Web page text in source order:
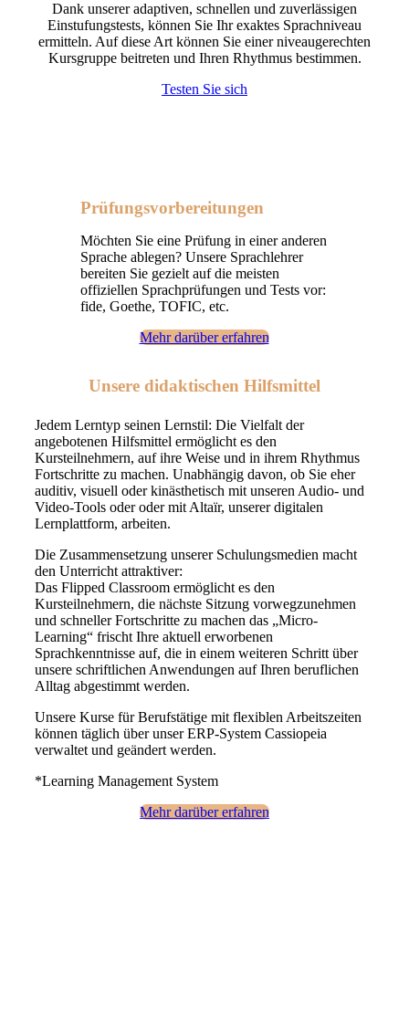
Dank unserer adaptiven, schnellen und zuverlässigen
Einstufungstests, können Sie Ihr exaktes Sprachniveau
ermitteln. Auf diese Art können Sie einer niveaugerechten
Kursgruppe beitreten und Ihren Rhythmus bestimmen.
Testen Sie sich
Prüfungsvorbereitungen
Möchten Sie eine Prüfung in einer anderen
Sprache ablegen? Unsere Sprachlehrer
bereiten Sie gezielt auf die meisten
offiziellen Sprachprüfungen und Tests vor:
fide, Goethe, TOFIC, etc.
Mehr darüber erfahren
Unsere didaktischen Hilfsmittel
Jedem Lerntyp seinen Lernstil: Die Vielfalt der
angebotenen Hilfsmittel ermöglicht es den
Kursteilnehmern, auf ihre Weise und in ihrem Rhythmus
Fortschritte zu machen. Unabhängig davon, ob Sie eher
auditiv, visuell oder kinästhetisch mit unseren Audio- und
Video-Tools oder oder mit Altaïr, unserer digitalen
Lernplattform, arbeiten.
Die Zusammensetzung unserer Schulungsmedien macht
den Unterricht attraktiver:
Das Flipped Classroom ermöglicht es den
Kursteilnehmern, die nächste Sitzung vorwegzunehmen
und schneller Fortschritte zu machen das „Micro-
Learning“ frischt Ihre aktuell erworbenen
Sprachkenntnisse auf, die in einem weiteren Schritt über
unsere schriftlichen Anwendungen auf Ihren beruflichen
Alltag abgestimmt werden.
Unsere Kurse für Berufstätige mit flexiblen Arbeitszeiten
können täglich über unser ERP-System Cassiopeia
verwaltet und geändert werden.
*Learning Management System
Mehr darüber erfahren